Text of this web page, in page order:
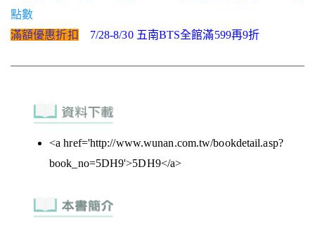
點數
滿額優惠折扣
7/28-8/30 五南BTS全館滿599再9折
<a href='http://www.wunan.com.tw/bookdetail.asp?
book_no=5DH9'>5DH9</a>